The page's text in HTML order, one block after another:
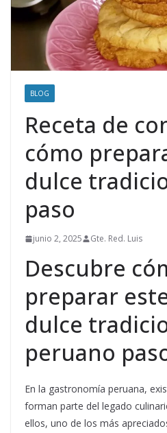
BLOG
Receta de
cómo
dulce
paso
junio 2, 2025 Gte. Red. Luis
Descubre
preparar
dulce
peruano
En la gastronomía peruana,
forman parte del legado
ellos, uno de los más